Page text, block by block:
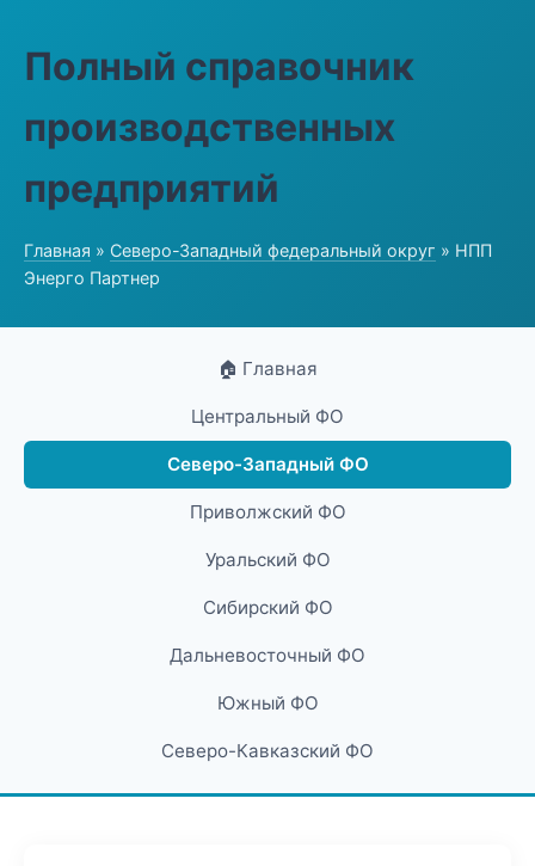
Полный справочник
производственных
предприятий
Главная » Северо-Западный федеральный округ » НПП
Энерго Партнер
🏠 Главная
Центральный ФО
Северо-Западный ФО
Приволжский ФО
Уральский ФО
Сибирский ФО
Дальневосточный ФО
Южный ФО
Северо-Кавказский ФО